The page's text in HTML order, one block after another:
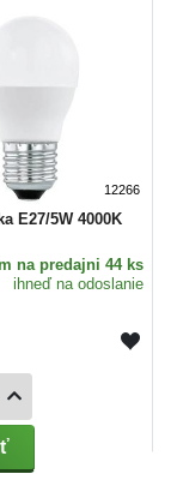
12266
E27/5W 4000K
na predajni 44 ks
ihneď na odoslanie